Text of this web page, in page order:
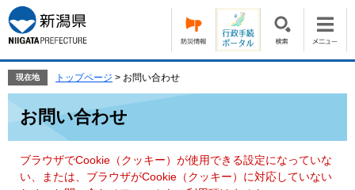
ー
ジ
の
頭
す。
ニ
ュ
ー
飛
て
現在地 トップページ > お問い合わせ
お問い合わせ
ブラウザでCookie（クッキー）が使用できる設定になっていな
い、または、ブラウザがCookie（クッキー）に対応していない